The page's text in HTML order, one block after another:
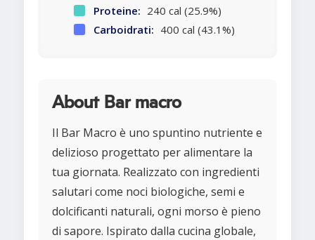
Proteine: 240 cal (25.9%)
Carboidrati: 400 cal (43.1%)
About Bar macro
Il Bar Macro è uno spuntino nutriente e
delizioso progettato per alimentare la
tua giornata. Realizzato con ingredienti
salutari come noci biologiche, semi e
dolcificanti naturali, ogni morso è pieno
di sapore. Ispirato dalla cucina globale,